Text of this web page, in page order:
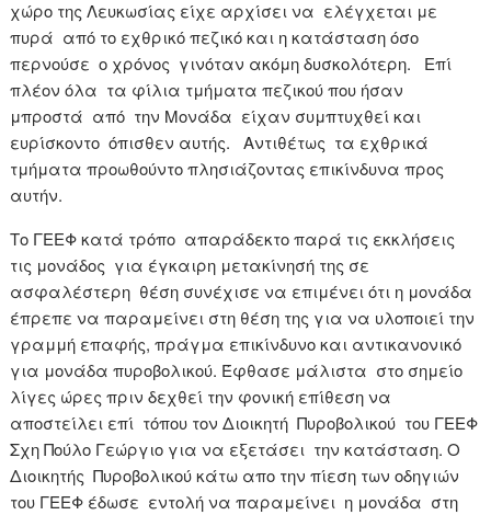
χώρο της Λευκωσίας είχε αρχίσει να ελέγχεται με
πυρά από το εχθρικό πεζικό και η κατάσταση όσο
περνούσε ο χρόνος γινόταν ακόμη δυσκολότερη. Επί
πλέον όλα τα φίλια τμήματα πεζικού που ήσαν
μπροστά από την Μονάδα είχαν συμπτυχθεί και
ευρίσκοντο όπισθεν αυτής. Αντιθέτως τα εχθρικά
τμήματα προωθούντο πλησιάζοντας επικίνδυνα προς
αυτήν.
Το ΓΕΕΦ κατά τρόπο απαράδεκτο παρά τις εκκλήσεις
τις μονάδος για έγκαιρη μετακίνησή της σε
ασφαλέστερη θέση συνέχισε να επιμένει ότι η μονάδα
έπρεπε να παραμείνει στη θέση της για να υλοποιεί την
γραμμή επαφής, πράγμα επικίνδυνο και αντικανονικό
για μονάδα πυροβολικού. Έφθασε μάλιστα στο σημείο
λίγες ώρες πριν δεχθεί την φονική επίθεση να
αποστείλει επί τόπου τον Διοικητή Πυροβολικού του ΓΕΕΦ
Σχη Πούλο Γεώργιο για να εξετάσει την κατάσταση. Ο
Διοικητής Πυροβολικού κάτω απο την πίεση των οδηγιών
του ΓΕΕΦ έδωσε εντολή να παραμείνει η μονάδα στη